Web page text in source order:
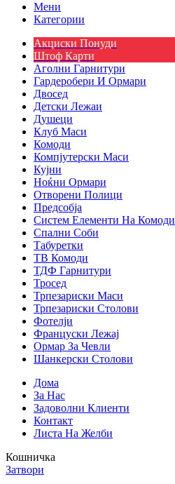
Мени
Категории
Акциски Понуди
Штоф Карти
Аголни Гарнитури
Гардеробери И Ормари
Двосед
Детски Лежаи
Душеци
Клуб Маси
Комоди
Компјутерски Маси
Кујни
Ноќни Ормари
Отворени Полици
Предсобја
Систем Елементи На Комоди
Спални Соби
Табуретки
ТВ Комоди
ТДФ Гарнитури
Тросед
Трпезариски Маси
Трпезариски Столови
Фотелји
Француски Лежај
Ормар За Чевли
Шанкерски Столови
Дома
За Нас
Задоволни Клиенти
Контакт
Листа На Желби
Кошничка
Затвори